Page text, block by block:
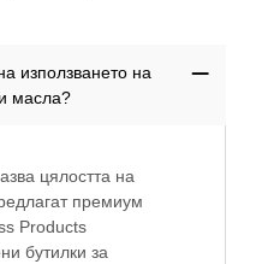
използването на
масла?
цялостта на
премиум
Products
бутилки за